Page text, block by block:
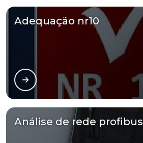
Adequação nr10
Análise de rede profibus